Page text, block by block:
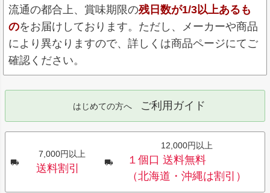
流通の都合上、賞味期限の残日数が1/3以上あるも
のをお届けしております。ただし、メーカーや商品
により異なりますので、詳しくは商品ページにてご
確認ください。
はじめての方へ ご利用ガイド
7,000円以上
送料割引
12,000円以上
１個口 送料無料
（北海道・沖縄は割引）